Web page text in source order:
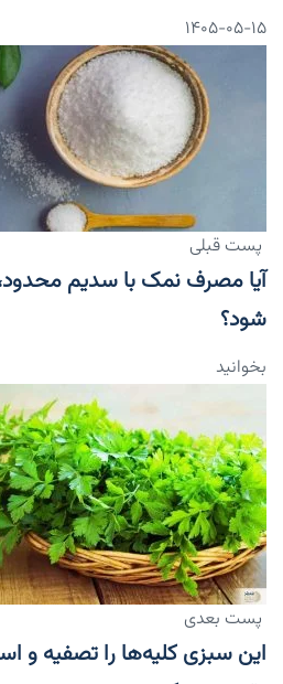
۱۴۰۵-۰۵-۱۵
پست قبلی
آیا مصرف نمک با سدیم
شود؟
بخوانید
پست بعدی
این سبزی کلیه‌ها را تصفیه و